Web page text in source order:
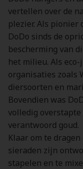
vertellen over de
plezier. Als pionier
DoDo sinds de
bescherming van
het milieu. Als
organisaties zoals
diersoorten en
Bovendien was
volledig
verantwoord goud.
Klaar om te
sieraden zijn
stapelen en te